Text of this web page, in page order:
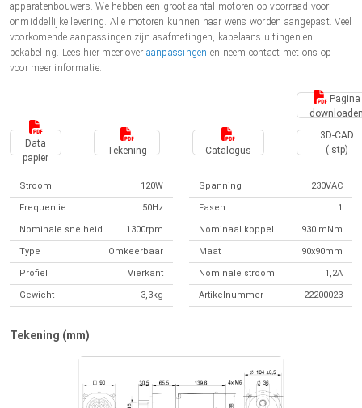
Svenska (SEK)
apparatenbouwers. We hebben een groot aantal motoren op voorraad voor
onmiddellijke levering. Alle motoren kunnen naar wens worden aangepast. Veel
voorkomende aanpassingen zijn asafmetingen, kabelaansluitingen en
bekabeling. Lees hier meer over aanpassingen en neem contact met ons op
voor meer informatie.
Pagina
Data
papier
Tekening Catalogus
3D-CAD
(.stp)
Stroom 120W Spanning 230VAC
Frequentie 50Hz Fasen 1
Nominale snelheid 1300rpm Nominaal koppel 930 mNm
Type Omkeerbaar Maat 90x90mm
Profiel Vierkant Nominale stroom 1,2A
Gewicht 3,3kg Artikelnummer 22200023
Tekening (mm)